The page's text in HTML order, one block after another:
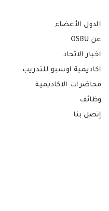
الدول الأعضاء
عن OSBU
اخبار الاتحاد
اكاديمية اوسبو للتدريب
محاضرات الاكاديمية
وظائف
إتصل بنا